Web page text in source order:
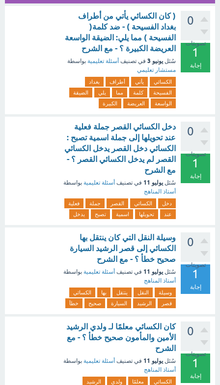
0
تصويتات
1
إجابة
( كان الكسائي يأتي من أطراف
بغداد الفسيحة ) - ضد كلمة(
الفسيحة ) مما يلي: الضيقة الواسعة
العريضة الكبيرة ؟ - مع الشرح
سُئل يونيو 3 في تصنيف أسئلة تعليمية بواسطة
مستشار تعليمي
الكسائي يأتي أطراف
بغداد
الفسيحة
كلمة مما يلي
الضيقة
الواسعة
العريضة الكبيرة
0
تصويتات
1
إجابة
دخل الكسائي القصر جملة فعلية
عند تحويلها إلى جملة اسمية تصبح :
الكسائي دخل القصر يدخل الكسائي
القصر لم يدخل الكسائي القصر ؟ -
مع الشرح
سُئل يوليو 11 في تصنيف أسئلة تعليمية بواسطة
أستاذ المناهج
دخل الكسائي القصر جملة
فعلية
عند
تحويلها اسمية تصبح يدخل
0
تصويتات
1
إجابة
وسيلة النقل التي كان ينتقل بها
الكسائي إلى قصر الرشيد السيارة
صحيح خطأ ؟ - مع الشرح
سُئل يوليو 11 في تصنيف أسئلة تعليمية بواسطة
أستاذ المناهج
وسيلة النقل ينتقل بها
الكسائي
قصر
الرشيد السيارة صحيح خطأ
0
تصويتات
1
إجابة
كان الكسائي معلمًا لـ ولدي الرشيد
الأمين والمأمون صحيح خطأ ؟ - مع
الشرح
سُئل يوليو 11 في تصنيف أسئلة تعليمية بواسطة
أستاذ المناهج
الكسائي معلمًا ولدي
الرشيد